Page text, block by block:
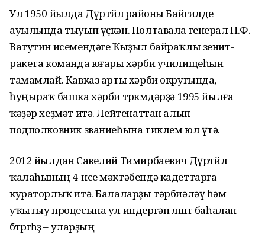
Ул 1950 йылда Дүртөйлө районы Байгилде
ауылында тыуып үҫкән. Полтавала генерал Н.Ф.
Ватутин исемендәге Ҡыҙыл байраҡлы зенит-
ракета команда юғары хәрби училищеһын
тамамлай. Кавказ арты хәрби округында,
һуңыраҡ башка хәрби төркөмдәрҙә 1995 йылға
ҡәҙәр хеҙмәт итә. Лейтенаттан алып
подполковник званиеһына тиклем юл үтә.
2012 йылдан Савелий Тимирбаевич Дүртөйлө
ҡалаһының 4-нсе мәктәбендә кадеттарга
кураторлыҡ итә. Балаларҙы тәрбиәләү һәм
уҡытыу процесына ул индергән өлөштө баһалап
бөтөргөһөҙ – уларҙың